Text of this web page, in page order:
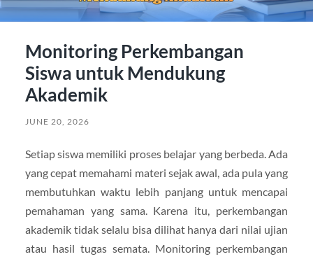
Monitoring Perkembangan
Siswa untuk Mendukung
Akademik
JUNE 20, 2026
Setiap siswa memiliki proses belajar yang berbeda. Ada
yang cepat memahami materi sejak awal, ada pula yang
membutuhkan waktu lebih panjang untuk mencapai
pemahaman yang sama. Karena itu, perkembangan
akademik tidak selalu bisa dilihat hanya dari nilai ujian
atau hasil tugas semata. Monitoring perkembangan